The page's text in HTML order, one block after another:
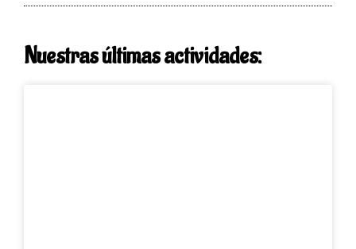
Nuestras últimas actividades: